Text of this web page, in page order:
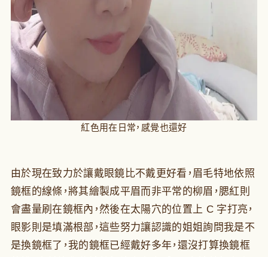
紅色用在日常，感覺也還好
由於現在致力於讓戴眼鏡比不戴更好看，眉毛特地依照
鏡框的線條，將其繪製成平眉而非平常的柳眉，腮紅則
會盡量刷在鏡框內，然後在太陽穴的位置上 C 字打亮，
眼影則是填滿根部，這些努力讓認識的姐姐詢問我是不
是換鏡框了，我的鏡框已經戴好多年，還沒打算換鏡框